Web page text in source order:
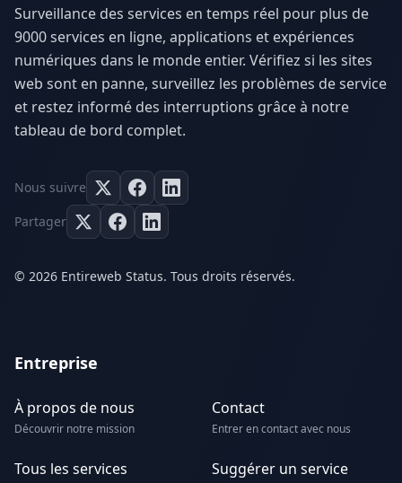
Surveillance des services en temps réel pour plus de
9000 services en ligne, applications et expériences
numériques dans le monde entier. Vérifiez si les sites
web sont en panne, surveillez les problèmes de service
et restez informé des interruptions grâce à notre
tableau de bord complet.
Nous suivre
Partager
© 2026 Entireweb Status. Tous droits réservés.
Entreprise
À propos de nous
Découvrir notre mission
Contact
Entrer en contact avec nous
Tous les services Suggérer un service